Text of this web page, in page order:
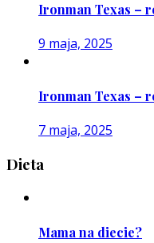
Ironman Texas –
9 maja, 2025
Ironman Texas –
7 maja, 2025
Dieta
Mama na diecie?